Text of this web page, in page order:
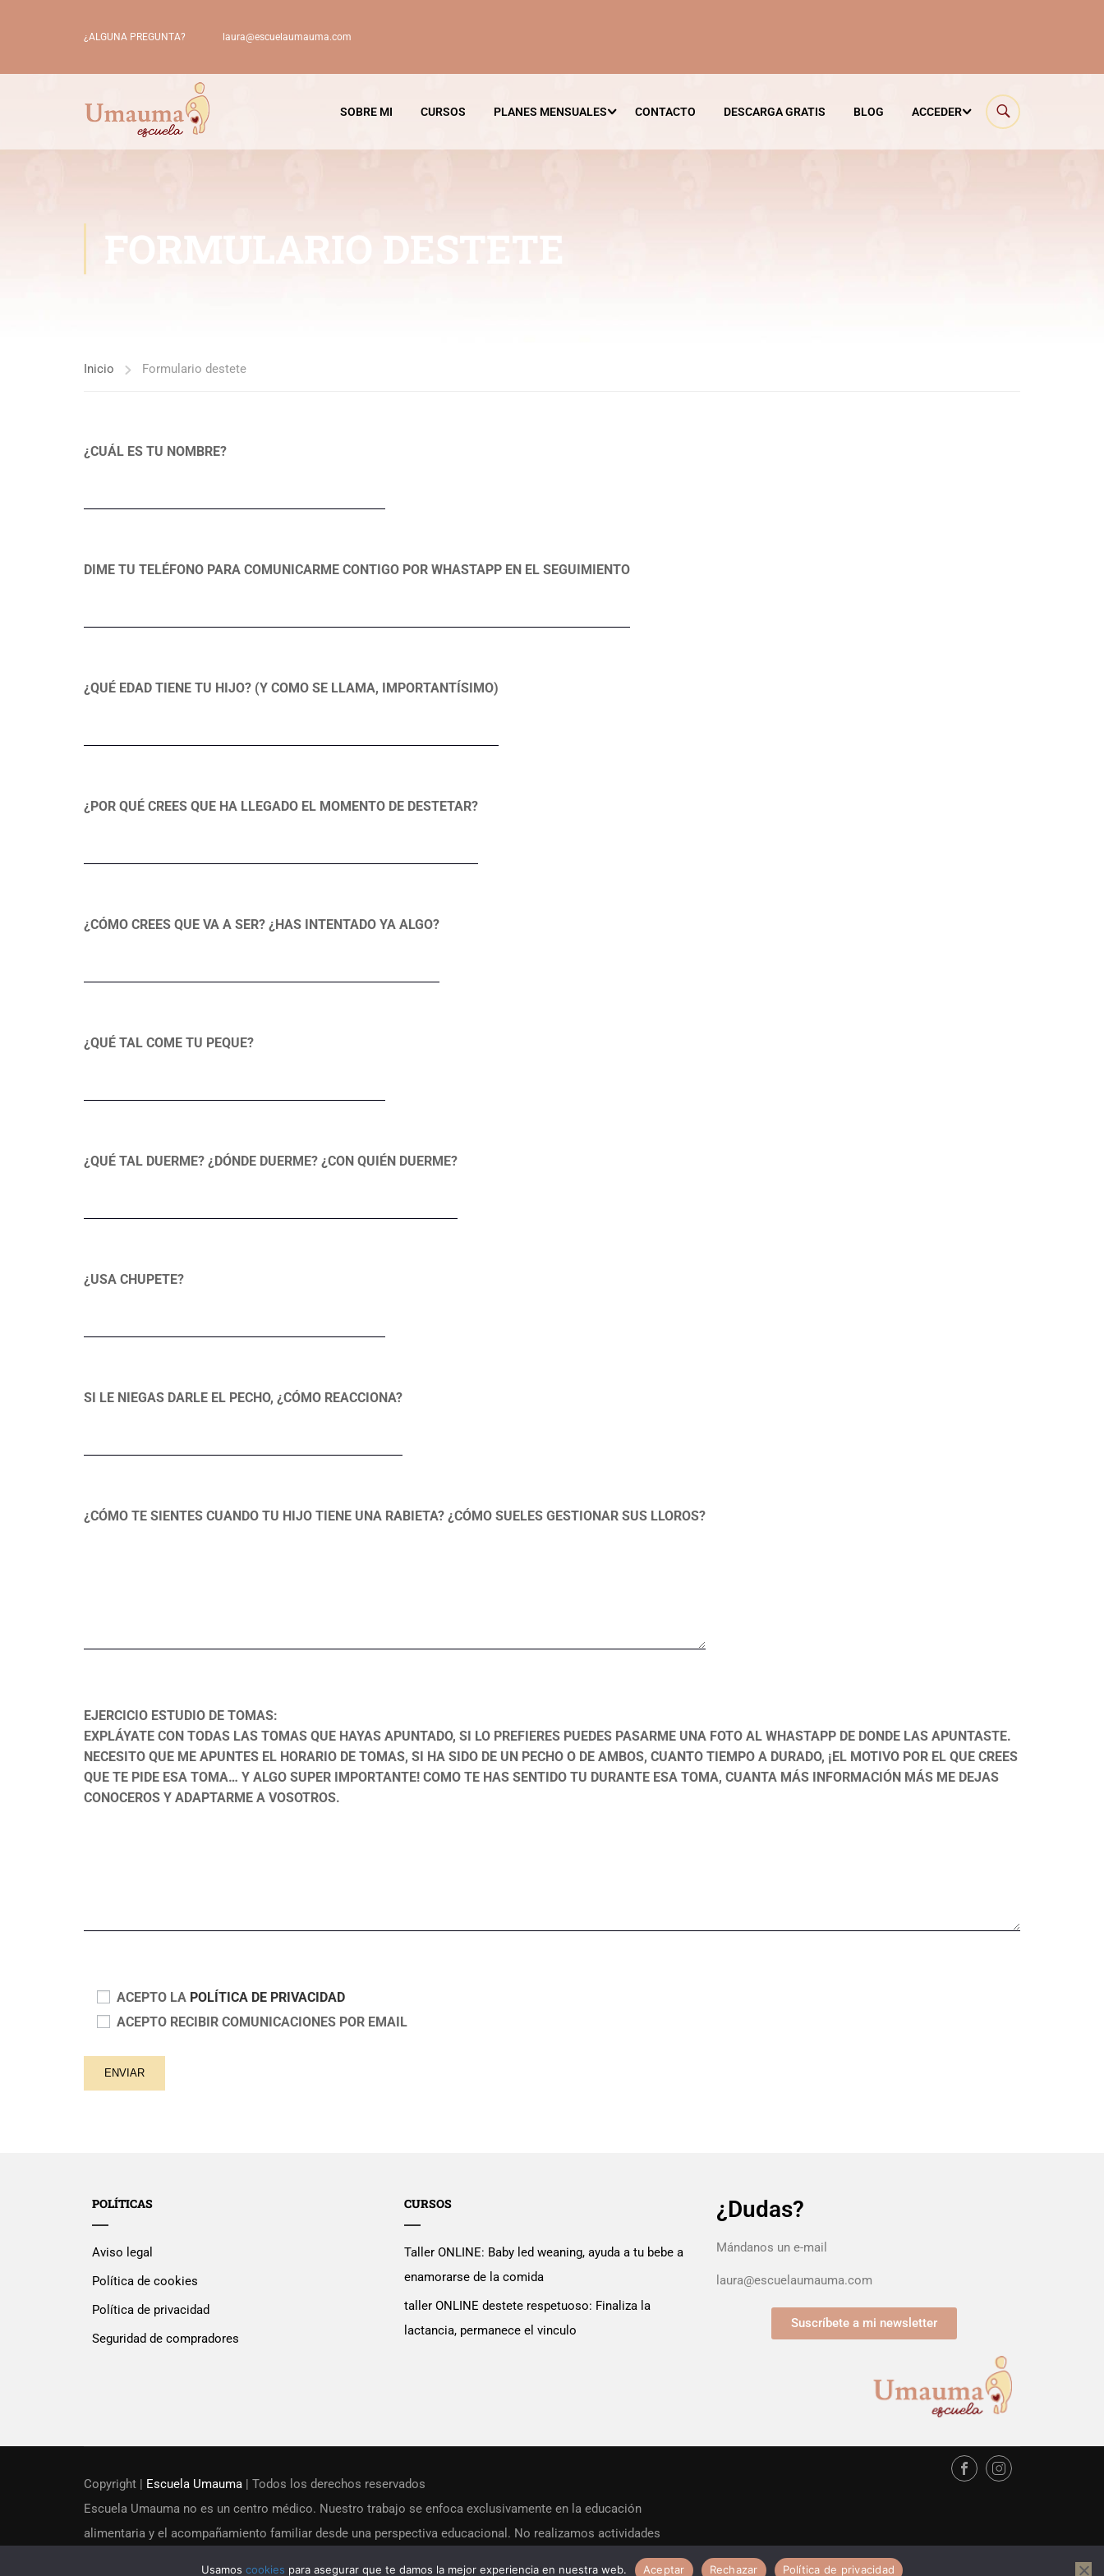
¿ALGUNA PREGUNTA? laura@escuelaumauma.com
SOBRE MI CURSOS PLANES MENSUALES CONTACTO DESCARGA GRATIS BLOG ACCEDER
FORMULARIO DESTETE
Inicio Formulario destete
¿CUÁL ES TU NOMBRE?
DIME TU TELÉFONO PARA COMUNICARME CONTIGO POR WHASTAPP EN EL SEGUIMIENTO
¿QUÉ EDAD TIENE TU HIJO? (Y COMO SE LLAMA, IMPORTANTÍSIMO)
¿POR QUÉ CREES QUE HA LLEGADO EL MOMENTO DE DESTETAR?
¿CÓMO CREES QUE VA A SER? ¿HAS INTENTADO YA ALGO?
¿QUÉ TAL COME TU PEQUE?
¿QUÉ TAL DUERME? ¿DÓNDE DUERME? ¿CON QUIÉN DUERME?
¿USA CHUPETE?
SI LE NIEGAS DARLE EL PECHO, ¿CÓMO REACCIONA?
¿CÓMO TE SIENTES CUANDO TU HIJO TIENE UNA RABIETA? ¿CÓMO SUELES GESTIONAR SUS LLOROS?
EJERCICIO ESTUDIO DE TOMAS:
EXPLÁYATE CON TODAS LAS TOMAS QUE HAYAS APUNTADO, SI LO PREFIERES PUEDES PASARME UNA FOTO AL WHASTAPP DE DONDE LAS APUNTASTE.
NECESITO QUE ME APUNTES EL HORARIO DE TOMAS, SI HA SIDO DE UN PECHO O DE AMBOS, CUANTO TIEMPO A DURADO, ¡EL MOTIVO POR EL QUE CREES
QUE TE PIDE ESA TOMA… Y ALGO SUPER IMPORTANTE! COMO TE HAS SENTIDO TU DURANTE ESA TOMA, CUANTA MÁS INFORMACIÓN MÁS ME DEJAS
CONOCEROS Y ADAPTARME A VOSOTROS.
ACEPTO LA POLÍTICA DE PRIVACIDAD
ACEPTO RECIBIR COMUNICACIONES POR EMAIL
POLÍTICAS
Aviso legal
Política de cookies
Política de privacidad
Seguridad de compradores
CURSOS
Taller ONLINE: Baby led weaning, ayuda a tu bebe a
enamorarse de la comida
taller ONLINE destete respetuoso: Finaliza la
lactancia, permanece el vinculo
¿Dudas?
Mándanos un e-mail
laura@escuelaumauma.com
Suscríbete a mi newsletter
Copyright | Escuela Umauma | Todos los derechos reservados
Escuela Umauma no es un centro médico. Nuestro trabajo se enfoca exclusivamente en la educación
alimentaria y el acompañamiento familiar desde una perspectiva educacional. No realizamos actividades
Usamos cookies para asegurar que te damos la mejor experiencia en nuestra web. Aceptar Rechazar Política de privacidad